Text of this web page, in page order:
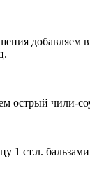
добавляем
острый чили-
1 ст.л.